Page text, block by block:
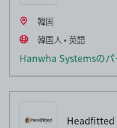
韓国
韓国人 • 英語
Hanwha Systemsの